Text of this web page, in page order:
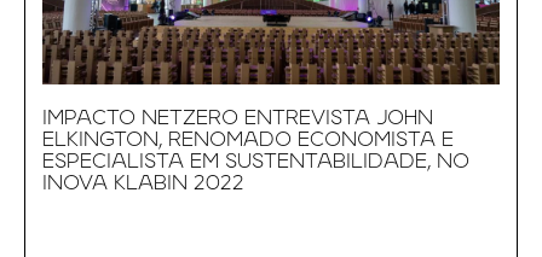
IMPACTO NETZERO ENTREVISTA JOHN
ELKINGTON, RENOMADO ECONOMISTA E
ESPECIALISTA EM SUSTENTABILIDADE, NO
INOVA KLABIN 2022